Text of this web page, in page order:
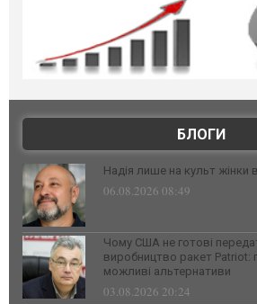
БЛОГИ
Надія лише на культ жінки в
06.08.2026 08:49
Чому США не готові
виробництво ракет Patriot:
можливі альтернативи
03.08.2026 20:24